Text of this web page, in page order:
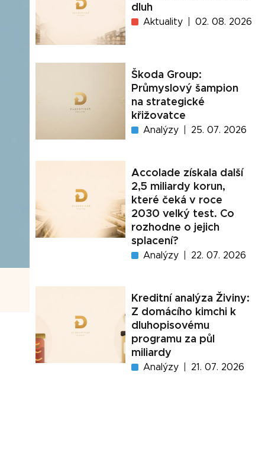
dluh
Aktuality 02. 08. 2026
Škoda Group:
Průmyslový šampion
na strategické
křižovatce
Analýzy 25. 07. 2026
Accolade získala další
2,5 miliardy korun,
které čeká v roce
2030 velký test. Co
rozhodne o jejich
splacení?
Analýzy 22. 07. 2026
Kreditní analýza Živiny:
Z domácího kimchi k
dluhopisovému
programu za půl
miliardy
Analýzy 21. 07. 2026